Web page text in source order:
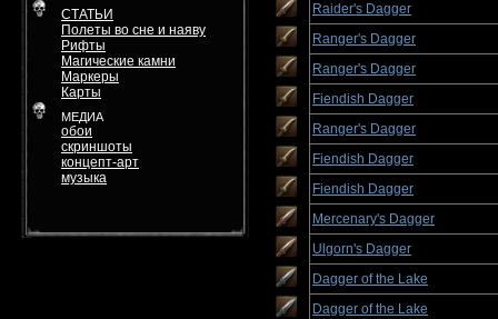
СТАТЬИ
Полеты во сне и наяву
Рифты
Магические камни
Маркеры
Карты
МЕДИА
обои
скриншоты
концепт-арт
музыка
Raider's Dagger
Ranger's Dagger
Ranger's Dagger
Fiendish Dagger
Ranger's Dagger
Fiendish Dagger
Fiendish Dagger
Mercenary's Dagger
Ulgorn's Dagger
Dagger of the Lake
Dagger of the Lake